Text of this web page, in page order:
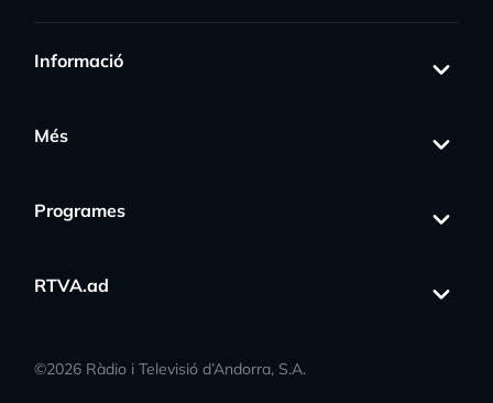
Informació
Més
Programes
RTVA.ad
©2026 Ràdio i Televisió d’Andorra, S.A.